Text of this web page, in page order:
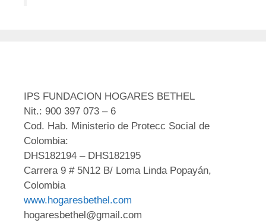
IPS FUNDACION HOGARES BETHEL
Nit.: 900 397 073 – 6
Cod. Hab. Ministerio de Protecc Social de
Colombia:
DHS182194 – DHS182195
Carrera 9 # 5N12 B/ Loma Linda Popayán,
Colombia
www.hogaresbethel.com
hogaresbethel@gmail.com